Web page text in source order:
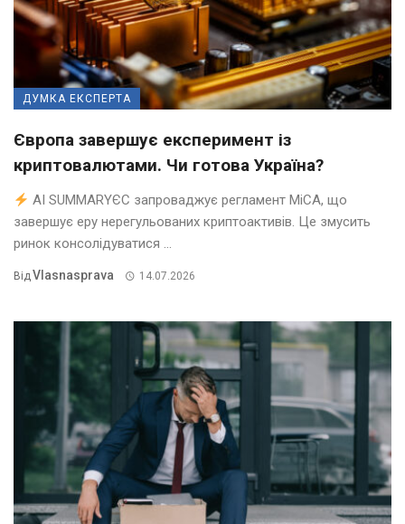
ДУМКА ЕКСПЕРТА
Європа завершує експеримент із
криптовалютами. Чи готова Україна?
AI SUMMARYЄС запроваджує регламент MiCA, що
завершує еру нерегульованих криптоактивів. Це змусить
ринок консолідуватися ...
ВідVlasnasprava 14.07.2026